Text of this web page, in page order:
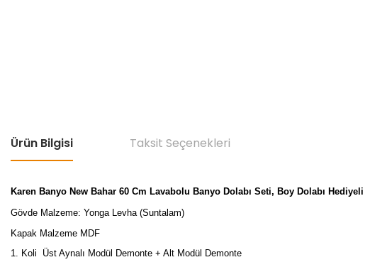
Ürün Bilgisi Taksit Seçenekleri
Karen Banyo New Bahar 60 Cm Lavabolu Banyo Dolabı Seti, Boy Dolabı Hediyeli
Gövde Malzeme: Yonga Levha (Suntalam)
Kapak Malzeme MDF
1. Koli Üst Aynalı Modül Demonte + Alt Modül Demonte